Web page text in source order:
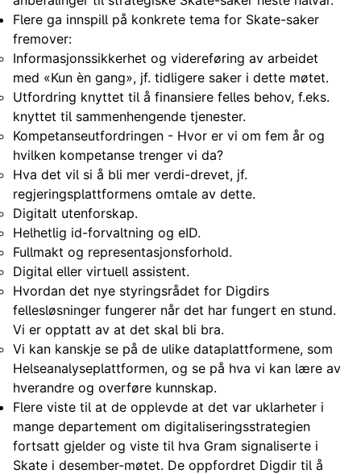
Flere ga innspill på konkrete tema for Skate-saker
fremover:
Informasjonssikkerhet og videreføring av arbeidet
med «Kun èn gang», jf. tidligere saker i dette møtet.
Utfordring knyttet til å finansiere felles behov, f.eks.
knyttet til sammenhengende tjenester.
Kompetanseutfordringen - Hvor er vi om fem år og
hvilken kompetanse trenger vi da?
Hva det vil si å bli mer verdi-drevet, jf.
regjeringsplattformens omtale av dette.
Digitalt utenforskap.
Helhetlig id-forvaltning og eID.
Fullmakt og representasjonsforhold.
Digital eller virtuell assistent.
Hvordan det nye styringsrådet for Digdirs
fellesløsninger fungerer når det har fungert en stund.
Vi er opptatt av at det skal bli bra.
Vi kan kanskje se på de ulike dataplattformene, som
Helseanalyseplattformen, og se på hva vi kan lære av
hverandre og overføre kunnskap.
Flere viste til at de opplevde at det var uklarheter i
mange departement om digitaliseringsstrategien
fortsatt gjelder og viste til hva Gram signaliserte i
Skate i desember-møtet. De oppfordret Digdir til å